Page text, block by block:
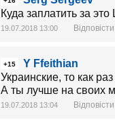
Куда заплатить за
19.07.2018 13:00 Відповісти
+15
Y Ffeithian
Украинские, то как
А ты лучше на своих
19.07.2018 13:04 Відповісти